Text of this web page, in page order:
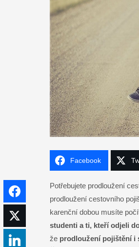
Facebook
LinkedIn
Potřebujete prodloužení
prodloužení cestovního
karenční dobou musíte
studenti a ti, kteří odjeli
že prodloužení pojištění i